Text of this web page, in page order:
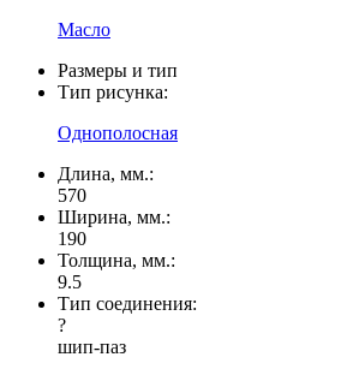
Масло
Размеры и тип
Тип рисунка:
Однополосная
Длина, мм.:
570
Ширина, мм.:
190
Толщина, мм.:
9.5
Тип соединения:
?
шип-паз